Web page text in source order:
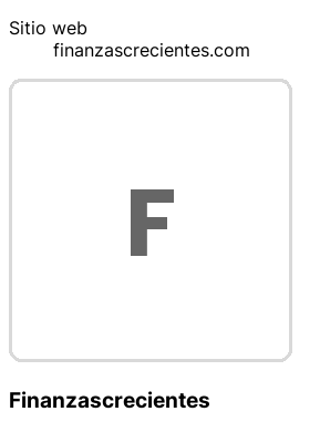
Sitio web
finanzascrecientes.com
Finanzascrecientes